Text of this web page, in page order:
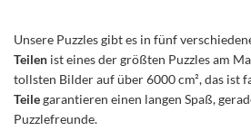
Unsere Puzzles gibt es in fünf
Teilen ist eines der größten Puzzles am
tollsten Bilder auf über 6000 cm², das ist
Teilegarantieren einen langen Spaß,
Puzzlefreunde.